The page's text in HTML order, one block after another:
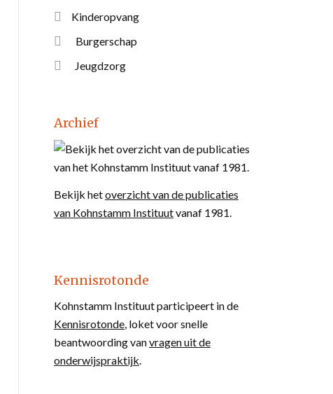
Kinderopvang
Burgerschap
Jeugdzorg
Archief
Bekijk hetoverzicht van de publicaties
van Kohnstamm Instituutvanaf 1981.
Kennisrotonde
Kohnstamm Instituut participeert in de
Kennisrotonde, loket voor snelle
beantwoording vanvragen uit de
onderwijspraktijk.